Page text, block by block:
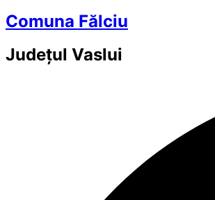
Comuna Fălciu
Județul Vaslui